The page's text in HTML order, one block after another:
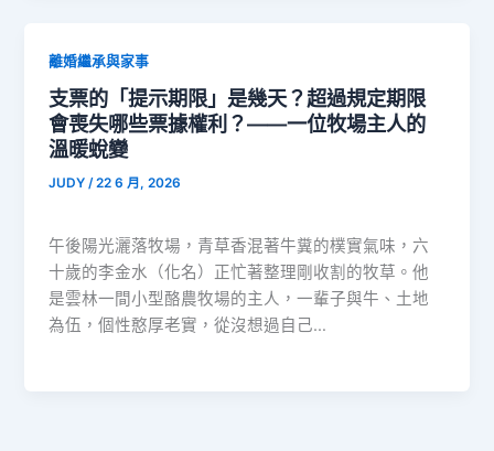
離婚繼承與家事
支票的「提示期限」是幾天？超過規定期限
會喪失哪些票據權利？——一位牧場主人的
溫暖蛻變
JUDY/22 6 月, 2026
午後陽光灑落牧場，青草香混著牛糞的樸實氣味，六
十歲的李金水（化名）正忙著整理剛收割的牧草。他
是雲林一間小型酪農牧場的主人，一輩子與牛、土地
為伍，個性憨厚老實，從沒想過自己…